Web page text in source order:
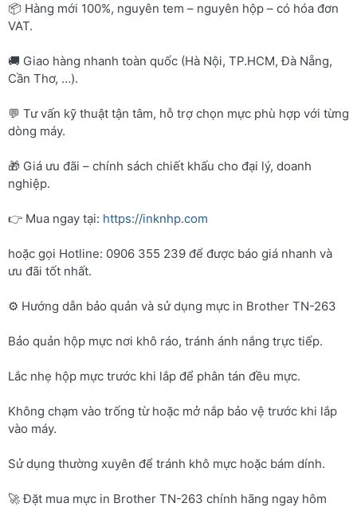
📦 Hàng mới 100%, nguyên tem – nguyên hộp – có hóa đơn
VAT.
🚚 Giao hàng nhanh toàn quốc (Hà Nội, TP.HCM, Đà Nẵng,
Cần Thơ, …).
💬 Tư vấn kỹ thuật tận tâm, hỗ trợ chọn mực phù hợp với từng
dòng máy.
🎁 Giá ưu đãi – chính sách chiết khấu cho đại lý, doanh
nghiệp.
👉 Mua ngay tại: https://inknhp.com
hoặc gọi Hotline: 0906 355 239 để được báo giá nhanh và
ưu đãi tốt nhất.
⚙️ Hướng dẫn bảo quản và sử dụng mực in Brother TN-263
Bảo quản hộp mực nơi khô ráo, tránh ánh nắng trực tiếp.
Lắc nhẹ hộp mực trước khi lắp để phân tán đều mực.
Không chạm vào trống từ hoặc mở nắp bảo vệ trước khi lắp
vào máy.
Sử dụng thường xuyên để tránh khô mực hoặc bám dính.
🚀 Đặt mua mực in Brother TN-263 chính hãng ngay hôm